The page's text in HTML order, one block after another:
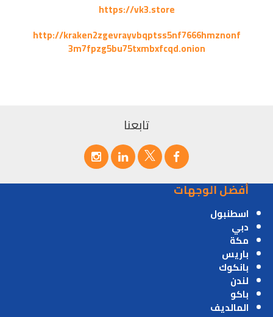
https://vk3.store
http://kraken2zgevrayvbqptss5nf7666hmznonf
3m7fpzg5bu75txmbxfcqd.onion
تابعنا
أفضل الوجهات
اسطنبول
دبي
مكة
باريس
بانكوك
لندن
باكو
المالديف